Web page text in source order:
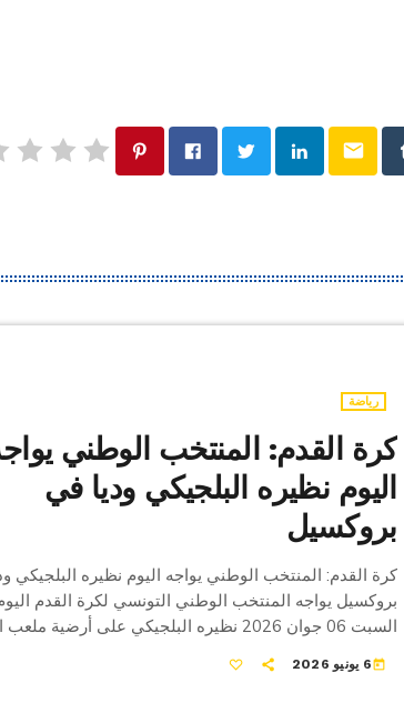
email
رياضة
كرة القدم: المنتخب الوطني
اليوم نظيره البلجيكي وديا في
بروكسيل
كرة القدم: المنتخب الوطني يواجه اليوم نظيره البلجيكي
بروكسيل يواجه المنتخب الوطني التونسي لكرة القدم
السبت 06 جوان 2026 نظيره البلجيكي على أرضية
14.00 ويديرها الحكم اليوناني أناستازيو سيدوروبولوس. وهي
today6 يونيو 2026